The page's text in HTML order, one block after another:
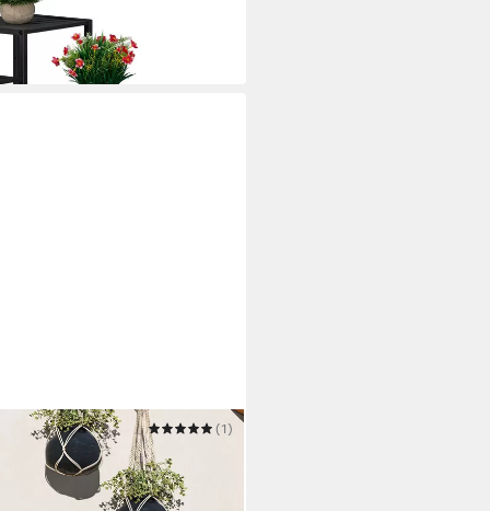
aus Metall, mehrstöckig,
(1)